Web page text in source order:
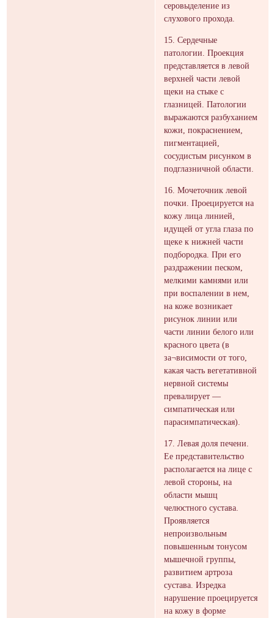
серовыделение из
слухового прохода.
15. Сердечные
патологии. Проекция
представляется в левой
верхней части левой
щеки на стыке с
глазницей. Патологии
выражаются разбуханием
кожи, покраснением,
пигментацией,
сосудистым рисунком в
подглазничной области.
16. Мочеточник левой
почки. Проецируется на
кожу лица линией,
идущей от угла глаза по
щеке к нижней части
подбородка. При его
раздражении песком,
мелкими камнями или
при воспалении в нем,
на коже возникает
рисунок линии или
части линии белого или
красного цвета (в
за¬висимости от того,
какая часть вегетативной
нервной системы
превалирует —
симпатическая или
парасимпатическая).
17. Левая доля печени.
Ее представительство
располагается на лице с
левой стороны, на
области мышц
челюстного сустава.
Проявляется
непроизвольным
повышенным тонусом
мышечной группы,
развитием артроза
сустава. Изредка
нарушение проецируется
на кожу в форме